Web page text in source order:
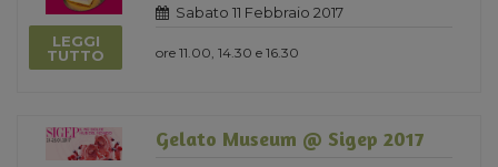
LEGGI
TUTTO
Sabato 11 Febbraio 2017
ore 11.00, 14.30 e 16.30
Gelato Museum @ Sigep 2017